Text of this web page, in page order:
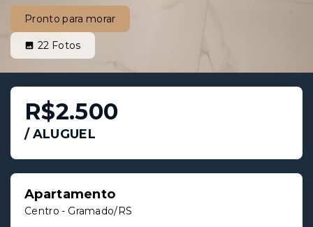
Pronto para morar
22 Fotos
R$2.500
/ALUGUEL
Apartamento
Centro - Gramado/RS